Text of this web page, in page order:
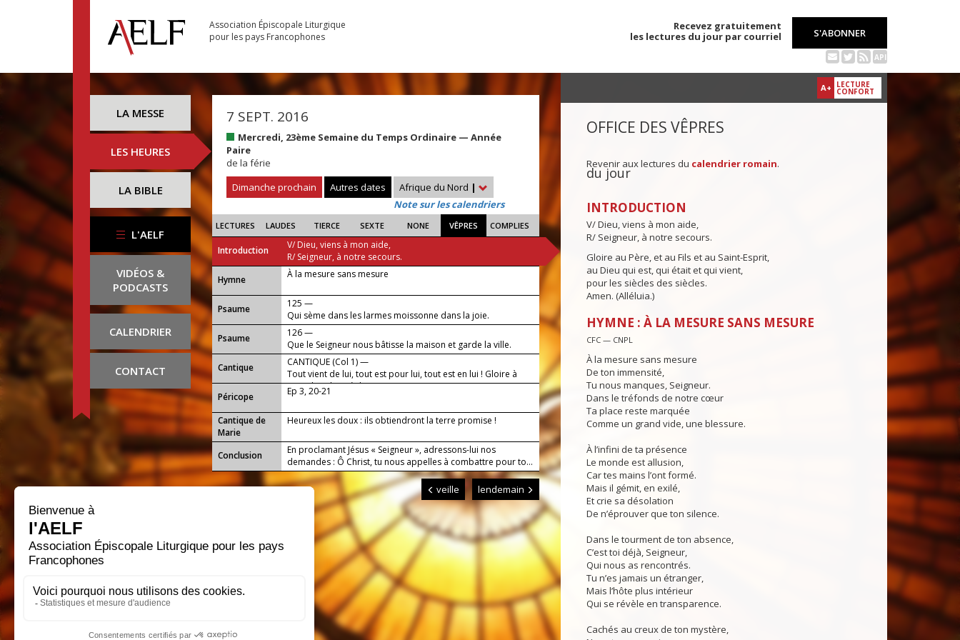
Association Épiscopale Liturgique
pour les pays Francophones
Recevez gratuitement
les lectures du jour par courriel
S'ABONNER
API
LA MESSE
LES HEURES
LA BIBLE
L'AELF
VIDÉOS &
PODCASTS
CALENDRIER
CONTACT
7 SEPT. 2016
Mercredi, 23ème Semaine du Temps Ordinaire — Année
Paire
de la férie
Dimanche prochain
Autres dates Afrique du Nord |
Note sur les calendriers
LECTURES LAUDES TIERCE SEXTE NONE VÊPRES COMPLIES
Introduction
V/ Dieu, viens à mon aide,
R/ Seigneur, à notre secours.
...
Hymne À la mesure sans mesure
Psaume
125 —
Qui sème dans les larmes moissonne dans la joie.
Psaume
126 —
Que le Seigneur nous bâtisse la maison et garde la ville.
Cantique
CANTIQUE (Col 1) —
Tout vient de lui, tout est pour lui, tout est en lui ! Gloire à
Dieu dans les siècles !
Péricope
Ep 3, 20-21
Cantique de
Marie
Heureux les doux : ils obtiendront la terre promise !
Conclusion
En proclamant Jésus « Seigneur », adressons-lui nos
demandes : Ô Christ, tu nous appelles à combattre pour to...
veille lendemain
A+ LECTURE
CONFORT
OFFICE DES VÊPRES
Revenir aux lectures du calendrier romain.
du jour
INTRODUCTION
V/ Dieu, viens à mon aide,
R/ Seigneur, à notre secours.
Gloire au Père, et au Fils et au Saint-Esprit,
au Dieu qui est, qui était et qui vient,
pour les siècles des siècles.
Amen. (Alléluia.)
HYMNE : À LA MESURE SANS MESURE
CFC — CNPL
À la mesure sans mesure
De ton immensité,
Tu nous manques, Seigneur.
Dans le tréfonds de notre cœur
Ta place reste marquée
Comme un grand vide, une blessure.
À l’infini de ta présence
Le monde est allusion,
Car tes mains l’ont formé.
Mais il gémit, en exilé,
Et crie sa désolation
De n’éprouver que ton silence.
Dans le tourment de ton absence,
C’est toi déjà, Seigneur,
Qui nous as rencontrés.
Tu n’es jamais un étranger,
Mais l’hôte plus intérieur
Qui se révèle en transparence.
Cachés au creux de ton mystère,